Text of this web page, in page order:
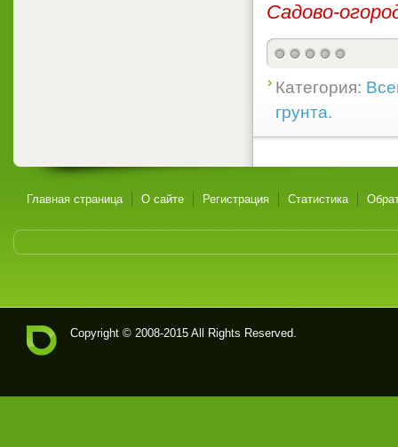
Садово-
Категория:
грунта.
Главная страница О сайте Регистрация Статистика
Copyright © 2008-2015 All Rights Reserved.